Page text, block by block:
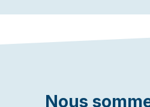
Nous